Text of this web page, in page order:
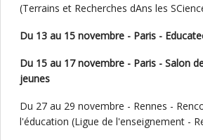
(Terrains et Recherches dAns les
Du 13 au 15 novembre - Paris -
Du 15 au 17 novembre - Paris - Salon
jeunes
Du 27 au 29 novembre - Rennes -
l'éducation (Ligue de l'enseignement -